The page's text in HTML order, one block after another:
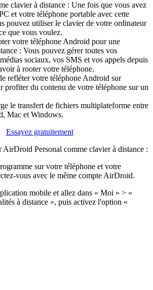
clavier à distance : Une fois que vous avez
et votre téléphone portable avec cette
pouvez utiliser le clavier de votre ordinateur
que vous voulez.
votre téléphone Android pour une
: Vous pouvez gérer toutes vos
sociaux, vos SMS et vos appels depuis
à rooter votre téléphone.
refléter votre téléphone Android sur
profiter du contenu de votre téléphone sur un
le transfert de fichiers multiplateforme entre
Mac et Windows.
Essayez gratuitement
Personal comme clavier à distance :
sur votre téléphone et votre
vous avec le même compte AirDroid.
mobile et allez dans « Moi » > «
à distance », puis activez l'option «